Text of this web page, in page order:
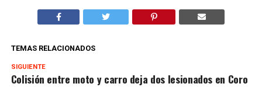
TEMAS RELACIONADOS
SIGUIENTE
Colisión entre moto y carro deja dos lesionados en Coro